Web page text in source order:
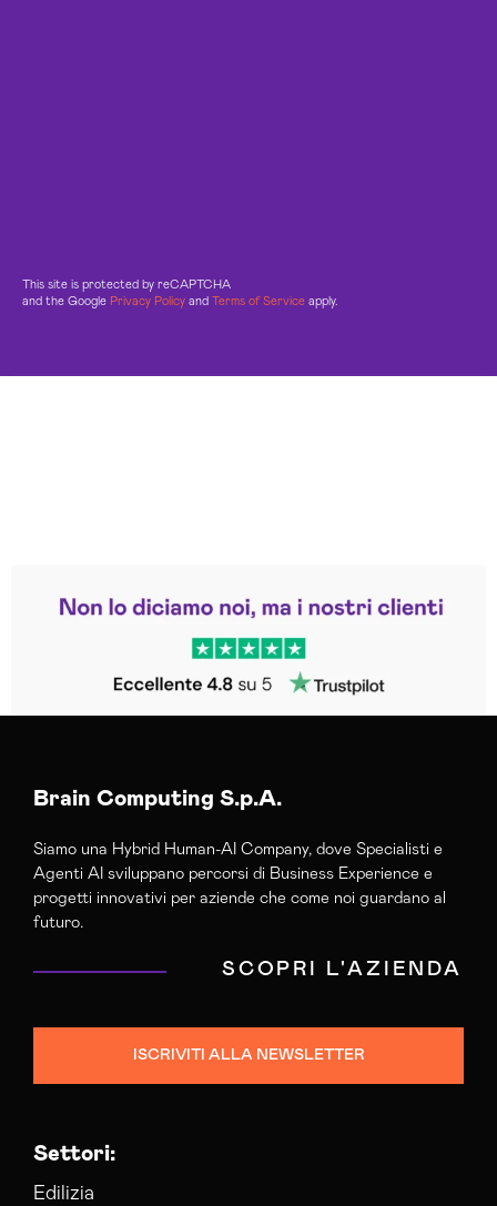
This site is protected by reCAPTCHA
and the Google Privacy Policy and Terms of Service apply.
Trustpilot
Brain Computing S.p.A.
Siamo una Hybrid Human-AI Company, dove Specialisti e
Agenti AI sviluppano percorsi di Business Experience e
progetti innovativi per aziende che come noi guardano al
futuro.
SCOPRI L'AZIENDA
ISCRIVITI ALLA NEWSLETTER
Settori:
Edilizia